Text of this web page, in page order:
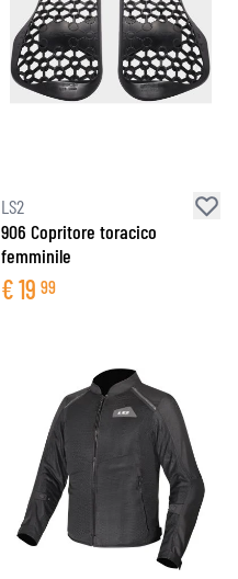
LS2
906 Copritore toracico
femminile
€19 99